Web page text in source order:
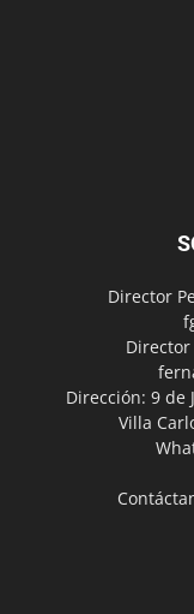
Director
Dirección: 9 de
Villa